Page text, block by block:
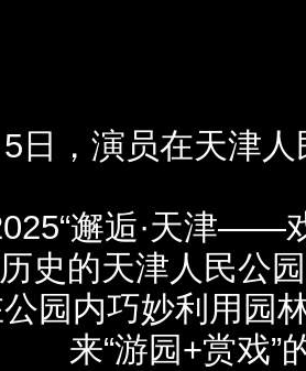
，演员在天津人
邂逅·天津——
史的天津人民公
园内巧妙利用园
来“游园+赏戏”